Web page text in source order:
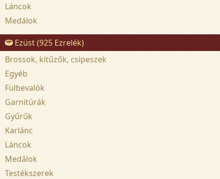
Láncok
Medálok
Ezüst (925 Ezrelék)
Brossok, kitűzők, csipeszek
Egyéb
Fülbevalók
Garnitúrák
Gyűrűk
Karlánc
Láncok
Medálok
Testékszerek